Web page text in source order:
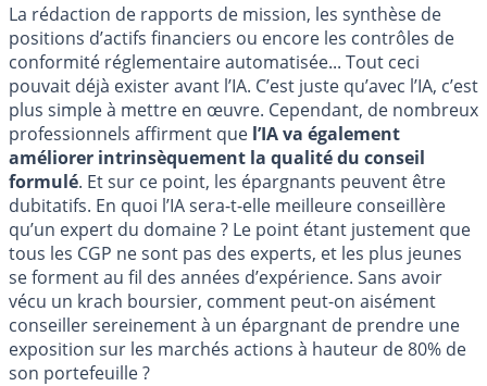
La rédaction de rapports de mission, les synthèse de
positions d’actifs financiers ou encore les contrôles de
conformité réglementaire automatisée... Tout ceci
pouvait déjà exister avant l’IA. C’est juste qu’avec l’IA, c’est
plus simple à mettre en œuvre. Cependant, de nombreux
professionnels affirment que l’IA va également
améliorer intrinsèquement la qualité du conseil
formulé. Et sur ce point, les épargnants peuvent être
dubitatifs. En quoi l’IA sera-t-elle meilleure conseillère
qu’un expert du domaine ? Le point étant justement que
tous les CGP ne sont pas des experts, et les plus jeunes
se forment au fil des années d’expérience. Sans avoir
vécu un krach boursier, comment peut-on aisément
conseiller sereinement à un épargnant de prendre une
exposition sur les marchés actions à hauteur de 80% de
son portefeuille ?